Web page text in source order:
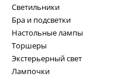
Светильники
Бра и подсветки
Настольные лампы
Торшеры
Экстерьерный свет
Лампочки